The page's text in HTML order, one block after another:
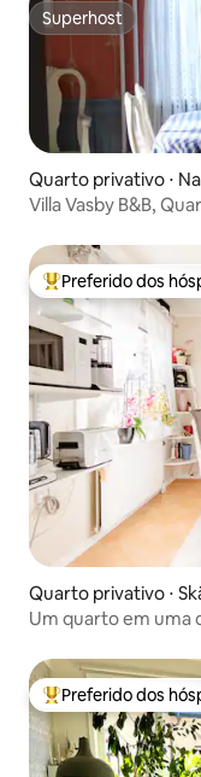
Superhost
Superhost
Quarto privativo ⋅
Villa
Entre os melhores
Preferido dos
Quarto privativo ⋅
Um quarto em uma
Entre os melhores
Preferido dos